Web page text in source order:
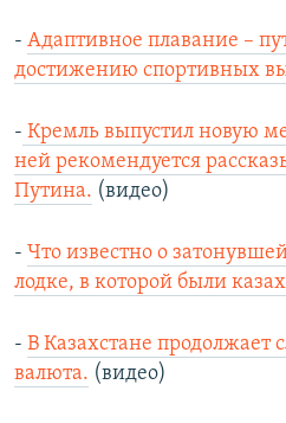
- Адаптивное плавание –
достижению спортивных
- Кремль выпустил новую
ней рекомендуется
Путина. (видео)
- Что известно о
лодке, в которой были
- В Казахстане продолжает
валюта. (видео)